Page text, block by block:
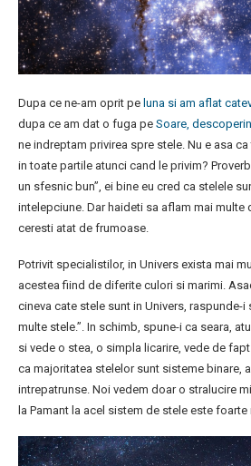
Dupa ce ne-am oprit pe luna si am aflat
dupa ce am dat o fuga pe Soare,
ne indreptam privirea spre stele. Nu e asa
in toate partile atunci cand le privim?
un sfesnic bun”, ei bine eu cred ca stelele
intelepciune. Dar haideti sa aflam mai multe
ceresti atat de frumoase.
Potrivit specialistilor, in Univers exista mai
acestea fiind de diferite culori si marimi.
cineva cate stele sunt in Univers, raspunde-i
multe stele.”. In schimb, spune-i ca seara,
si vede o stea, o simpla licarire, vede de
ca majoritatea stelelor sunt sisteme binare,
intrepatrunse. Noi vedem doar o stralucire
la Pamant la acel sistem de stele este foarte